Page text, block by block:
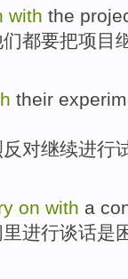
with the
都要把项目
their
反对继续进行
on with a
进行谈话是